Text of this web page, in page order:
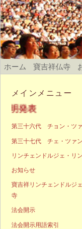
ホーム 寶吉祥仏寺
メインメニュー
第三十六代 チョン・ツ
第三十七代 チェ・ツァ
リンチェンドルジェ・リ
お知らせ
寶吉祥リンチェンドルジ
寺
法会開示
法会開示用語索引